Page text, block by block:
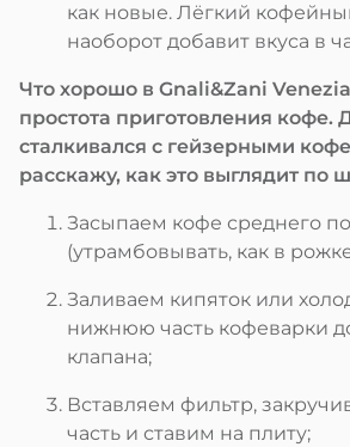
как новые. Лёгкий
наоборот добавит вкуса в
Что хорошо в Gnali&Zani
простота приготовления кофе.
сталкивался с гейзерными
расскажу, как это выглядит по
Засыпаем кофе среднего
(утрамбовывать, как в
Заливаем кипяток или
нижнюю часть кофеварки
клапана;
Вставляем фильтр,
часть и ставим на плиту;